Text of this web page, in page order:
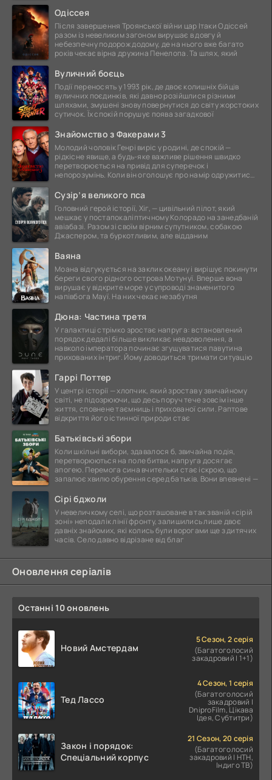
Одіссея
Після завершення Троянської війни цар Ітаки Одіссей
разом із невеликим загоном вирушає в довгу й
небезпечну подорож додому, де на нього вже багато
років чекає вірна дружина Пенелопа. Та шлях, який
Вуличний боєць
Події переносять у 1993 рік, де двоє колишніх бійців
вуличних поєдинків, які давно розійшлися різними
шляхами, змушені знову повернутися до світу жорстоких
сутичок. Їх спокій порушує поява загадкової
Знайомство з Факерами 3
Молодий чоловік Генрі виріс у родині, де спокій —
рідкісне явище, а будь-яке важливе рішення швидко
перетворюється на привід для суперечок і
непорозумінь. Коли він оголошує про намір одружитися,
Сузір’я великого пса
Головний герой історії, Хіг, — цивільний пілот, який
мешкає у постапокаліптичному Колорадо на занедбаній
авіабазі. Разом зі своїм вірним супутником, собакою
Джаспером, та буркотливим, але відданим
Ваяна
Моана відгукується на заклик океану і вирішує покинути
береги свого рідного острова Мотунуї. Вперше вона
вирушає у відкрите море у супроводі знаменитого
напівбога Мауї. На них чекає незабутня
Дюна: Частина третя
У галактиці стрімко зростає напруга: встановлений
порядок дедалі більше викликає невдоволення, а
навколо імператора починає згущуватися павутина
прихованих інтриг. Йому доводиться тримати ситуацію
Гаррі Поттер
У центрі історії — хлопчик, який зростав у звичайному
світі, не підозрюючи, що десь поруч тече зовсім інше
життя, сповнене таємниць і прихованої сили. Раптове
відкриття його істинної природи стає
Батьківські збори
Коли шкільні вибори, здавалося б, звичайна подія,
перетворюються на поле битви, напруга досягає
апогею. Перемога сина вчительки стає іскрою, що
запалює хвилю обурення серед батьків. Вони впевнені —
Сірі бджоли
У невеличкому селі, що розташоване в так званій «сірій
зоні» неподалік лінії фронту, залишились лише двоє
давніх знайомих, які колись були ворогами ще з дитячих
часів. Село давно відрізане від благ
Оновлення серіалів
Останні 10 оновлень
Новий Амстердам
5 Сезон, 2 серія
(Багатоголосий
закадровий | 1+1)
Тед Лассо
4 Сезон, 1 серія
(Багатоголосий
закадровий |
DniproFilm, Цікава
Ідея, Субтитри)
Закон і порядок:
Спеціальний корпус
21 Сезон, 20 серія
(Багатоголосий
закадровий | НТН,
Індиго ТВ)